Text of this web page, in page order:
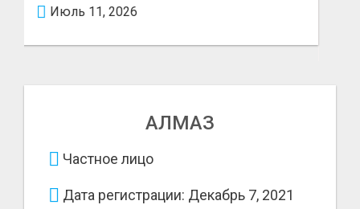
Июнь 29, 2026
АЛМАЗ
Частное лицо
Дата регистрации: Декабрь 7, 2021